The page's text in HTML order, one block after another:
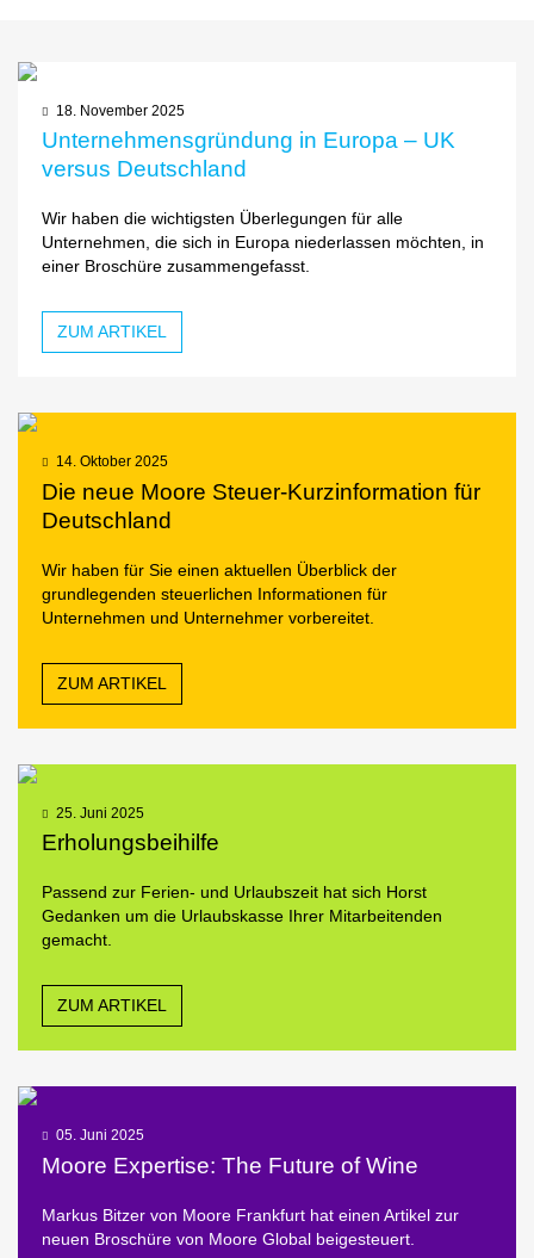
18. November 2025
Unternehmensgründung in Europa – UK
versus Deutschland
Wir haben die wichtigsten Überlegungen für alle
Unternehmen, die sich in Europa niederlassen möchten, in
einer Broschüre zusammengefasst.
ZUM ARTIKEL
14. Oktober 2025
Die neue Moore Steuer-Kurzinformation für
Deutschland
Wir haben für Sie einen aktuellen Überblick der
grundlegenden steuerlichen Informationen für
Unternehmen und Unternehmer vorbereitet.
ZUM ARTIKEL
25. Juni 2025
Erholungsbeihilfe
Passend zur Ferien- und Urlaubszeit hat sich Horst
Gedanken um die Urlaubskasse Ihrer Mitarbeitenden
gemacht.
ZUM ARTIKEL
05. Juni 2025
Moore Expertise: The Future of Wine
Markus Bitzer von Moore Frankfurt hat einen Artikel zur
neuen Broschüre von Moore Global beigesteuert.